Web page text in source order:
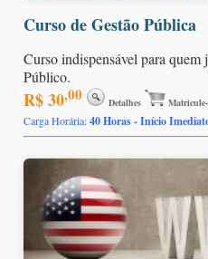
Curso de Gestão Pública
Curso indispensável para
Público.
R$ 30,00 Detalhes Matricule-
Carga Horária:40 Horas - Início